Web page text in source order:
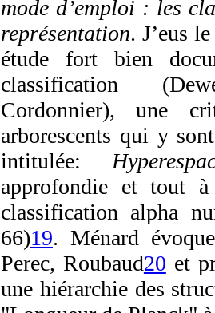
mode d’emploi : les
représentation. J’eus
étude fort bien
classification
Cordonnier), une
arborescents qui y
intitulée:
approfondie et tout
classification alpha
66)19. Ménard
Perec, Roubaud20 et
une hiérarchie des